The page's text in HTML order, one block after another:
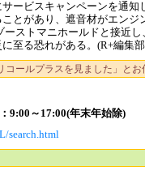
ービスキャンペーンを通
とがあり、遮音材がエンジ
ストマニホールドと接近
至る恐れがある。(R+編集
コールプラスを見ました」とお
9:00～17:00(年末年始除)
search.html